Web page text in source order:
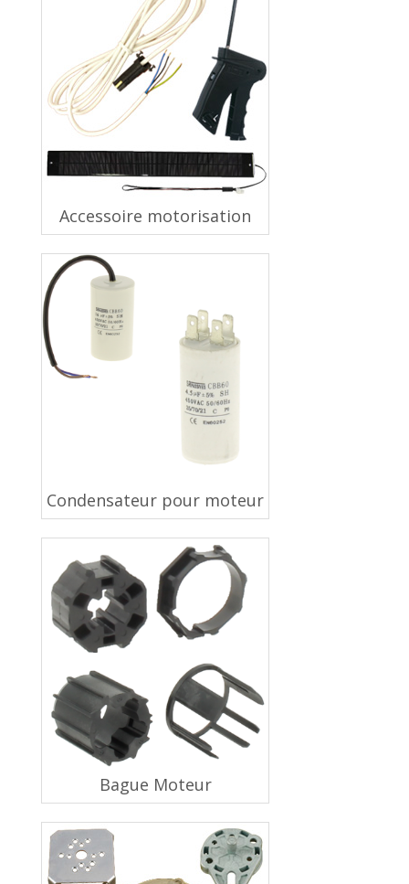
Accessoire motorisation
Condensateur pour moteur
Bague Moteur